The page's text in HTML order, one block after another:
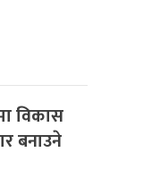
विकास
बनाउने